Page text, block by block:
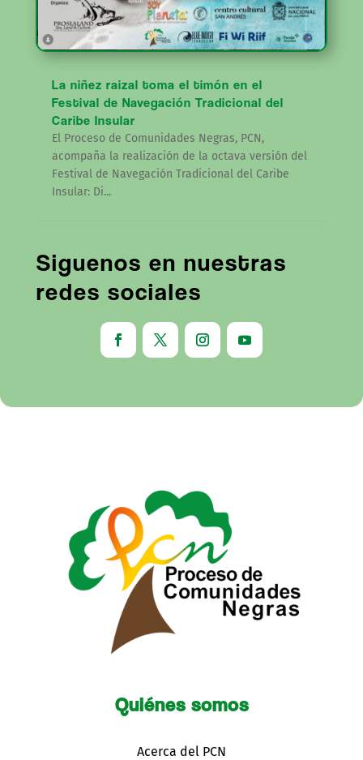
La niñez raizal toma el timón en el
Festival de Navegación Tradicional del
Caribe Insular
El Proceso de Comunidades Negras, PCN,
acompaña la realización de la octava versión del
Festival de Navegación Tradicional del Caribe
Insular: Di...
Siguenos en nuestras
redes sociales
Quiénes somos
Acerca del PCN